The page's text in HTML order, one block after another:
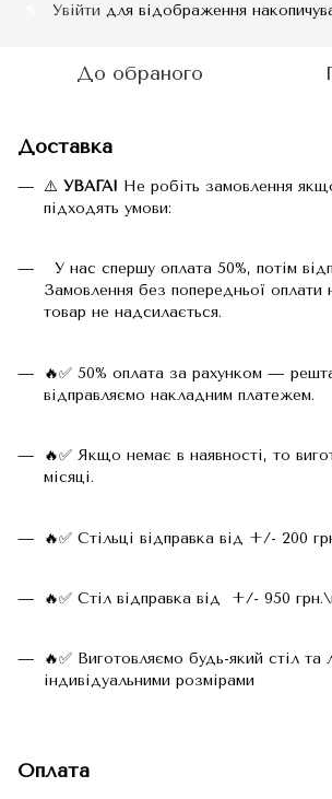
Увійти для відображення
До обраного
Доставка
⚠️ УВАГА! Не робіть замовлення
підходять умови:
У нас спершу оплата 50%, потім
Замовлення без попередньої оплати
товар не надсилається.
🔥✅ 50% оплата за рахунком —
відправляємо накладним платежем.
🔥✅ Якщо немає в наявності, то
місяці.
🔥✅ Стільці відправка від +/- 200
🔥✅ Стіл відправка від +/- 950
🔥✅ Виготовляємо будь-який стіл та
індивідуальними розмірами
Оплата